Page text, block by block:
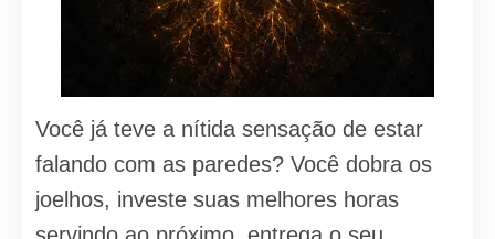
Você já teve a nítida sensação de estar
falando com as paredes? Você dobra os
joelhos, investe suas melhores horas